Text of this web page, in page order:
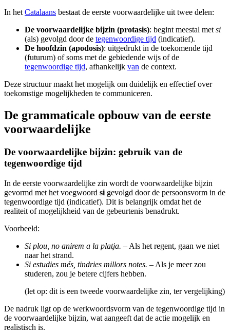
In hetCatalaans bestaat de eerste voorwaardelijke uit twee delen:
De voorwaardelijke bijzin (protasis): begint meestal metsi
(als) gevolgd door de tegenwoordige tijd (indicatief).
De hoofdzin (apodosis): uitgedrukt in de toekomende tijd
(futurum) of soms met de gebiedende wijs of de
tegenwoordige tijd, afhankelijk van de context.
Deze structuur maakt het mogelijk om duidelijk en effectief over
toekomstige mogelijkheden te communiceren.
De grammaticale opbouw van de eerste
voorwaardelijke
De voorwaardelijke bijzin: gebruik van de
tegenwoordige tijd
In de eerste voorwaardelijke zin wordt de voorwaardelijke bijzin
gevormd met het voegwoord si gevolgd door de persoonsvorm in de
tegenwoordige tijd (indicatief). Dit is belangrijk omdat het de
realiteit of mogelijkheid van de gebeurtenis benadrukt.
Voorbeeld:
Si plou, no anirem a la platja. – Als het regent, gaan we niet
naar het strand.
Si estudies més, tindries millors notes. – Als je meer zou
studeren, zou je betere cijfers hebben.
(let op: dit is een tweede voorwaardelijke zin, ter vergelijking)
De nadruk ligt op de werkwoordsvorm van de tegenwoordige tijd in
de voorwaardelijke bijzin, wat aangeeft dat de actie mogelijk en
realistisch is.